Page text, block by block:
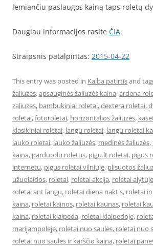
lemiančiu paslaugos kainą taps roletų
Daugiau informacijos rasite ČIA.
Straipsnis patalpintas: 2015-04-22
This entry was posted in Kalba patirtisand
žaliuzės,apsauginės žaliuzės kaina,ardena
zaliuzes, bambukiniai roletai,dextera roletai,
roletai,fotoroletai, horizontalios žaliuzės,
klasikiniai roletai, langu roletai, langu roletai
lauko roletai, lauko žaliuzės, medinės žaliuzės,
kaina, parduodu roletus, pigu.lt roletai, pigus
internetu, pigus roletai vilniuje, plisuotos
užuolaidos, roletai, roletai akcija, roletai alytuje
roletai ant langu, roletai diena naktis, roletai
kaina, roletai kainos, roletai kaunas, roletai
kaina, roletai klaipeda, roletai klaipedoje,
marijampoleje, roletai nuo saulės, roletai nuo
roletai nuo saulės ir karščio kaina, roletai